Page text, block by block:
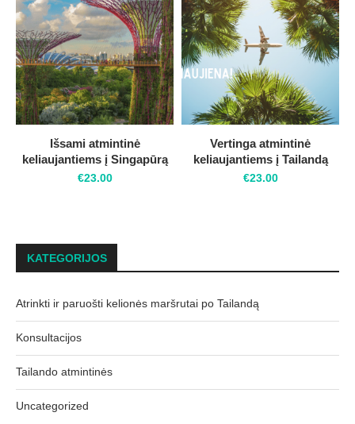
Išsami atmintinė
keliaujantiems į Singapūrą
€23.00
Vertinga atmintinė
keliaujantiems į Tailandą
€23.00
KATEGORIJOS
Atrinkti ir paruošti kelionės maršrutai po Tailandą
Konsultacijos
Tailando atmintinės
Uncategorized